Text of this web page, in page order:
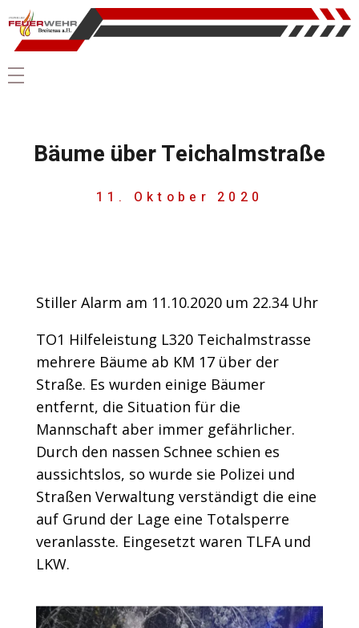
Bäume über Teichalmstraße
11. Oktober 2020
Stiller Alarm am 11.10.2020 um 22.34 Uhr
TO1 Hilfeleistung L320 Teichalmstrasse
mehrere Bäume ab KM 17 über der
Straße. Es wurden einige Bäumer
entfernt, die Situation für die
Mannschaft aber immer gefährlicher.
Durch den nassen Schnee schien es
aussichtslos, so wurde sie Polizei und
Straßen Verwaltung verständigt die eine
auf Grund der Lage eine Totalsperre
veranlasste. Eingesetzt waren TLFA und
LKW.